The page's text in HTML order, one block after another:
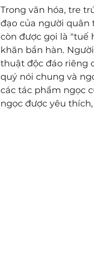
Trong văn hóa, tre
đạo của người quân
còn được gọi là "tuế
khăn bần hàn.
thuật độc đáo riêng
quý nói chung và
các tác phẩm ngọc
ngọc được yêu